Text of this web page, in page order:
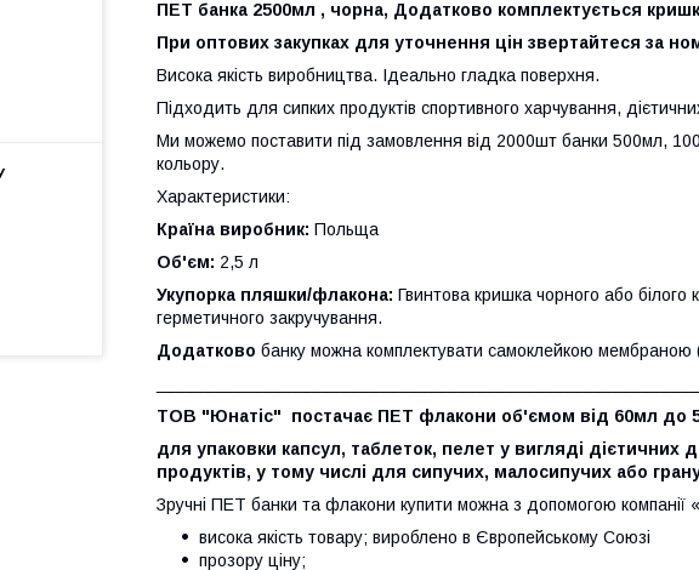
ПЕТ банка 2500мл , чорна, Додатково комплектується
При оптових закупках для уточнення цін звертайтеся за
Висока якість виробництва. Ідеально гладка поверхня.
Підходить для сипких продуктів спортивного харчування,
Ми можемо поставити під замовлення від 2000шт банки 500мл,
кольору.
Характеристики:
Країна виробник: Польща
Об'єм: 2,5 л
Укупорка пляшки/флакона: Гвинтова кришка чорного або
герметичного закручування.
Додатково банку можна комплектувати самоклейкою мембраною
ТОВ "Юнатіс" постачає ПЕТ флакони об'ємом від 60мл до
для упаковки капсул, таблеток, пелет у вигляді
продуктів, у тому числі для сипучих, малосипучих або
Зручні ПЕТ банки та флакони купити можна з допомогою компанії
висока якість товару; вироблено в Європейському Союзі
прозору ціну;